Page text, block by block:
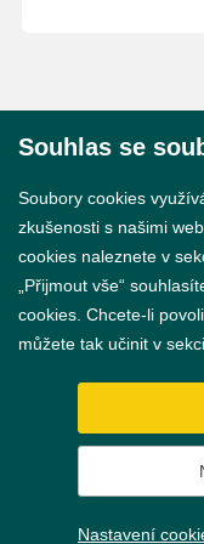
Souhlas se
Soubory cookies
zkušenosti s našimi
cookies naleznete v
„Přijmout vše“
cookies. Chcete-li
můžete tak učinit v
Nastavení